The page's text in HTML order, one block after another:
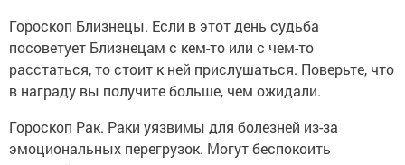
Гороскоп Близнецы. Если в этот день судьба
посоветует Близнецам с кем-то или с чем-то
расстаться, то стоит к ней прислушаться. Поверьте, что
в награду вы получите больше, чем ожидали.
Гороскоп Рак. Раки уязвимы для болезней из-за
эмоциональных перегрузок. Могут беспокоить